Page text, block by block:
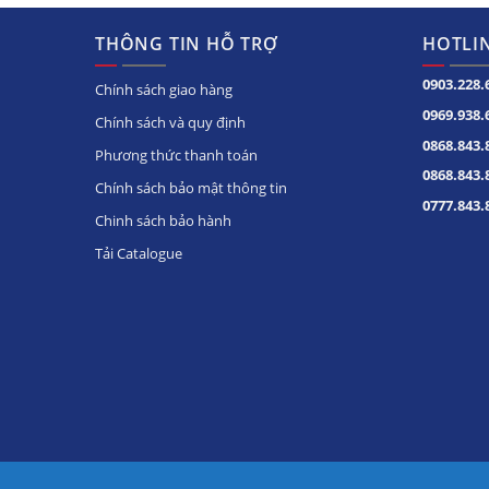
Trong tủ được thiết kế
trong. Tiện lợi cho
chia các loại thực
– Đan Mạch
THÔNG TIN HỖ TRỢ
Chính sách giao hàng
Chính sách và quy định
Phương thức thanh toán
Chính sách bảo mật thông tin
Chinh sách bảo hành
Tải Catalogue